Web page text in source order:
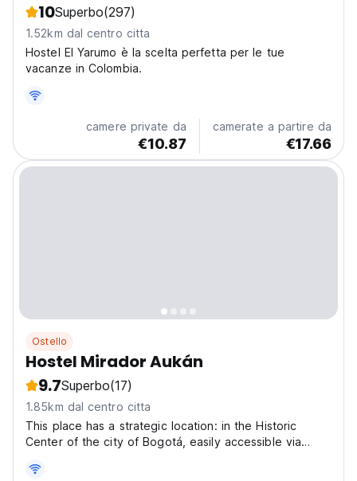
10Superbo(297)
1.52km dal centro citta
Hostel El Yarumo è la scelta perfetta per le tue
vacanze in Colombia.
camere private da
€10.87
camerate a partire da
€17.66
Ostello
Hostel Mirador Aukán
9.7Superbo(17)
1.85km dal centro citta
This place has a strategic location: in the Historic
Center of the city of Bogotá, easily accessible via
In addition, around the hostel there is a park for free